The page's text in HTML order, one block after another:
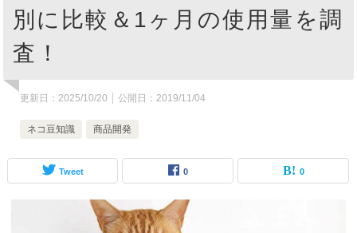
別に比較＆1ヶ月の使用量を調
査！
更新日： 2025/10/20 公開日： 2019/11/04
ネコ豆知識 商品開発
Tweet 0 0